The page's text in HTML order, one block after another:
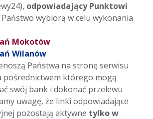
odpowiadający Punktowi
wybiorą w celu wykonania
Mokotów
Wilanów
Państwa na stronę serwisu
pośrednictwem którego mogą
swój bank i dokonać przelewu
uwagę, że linki odpowiadające
pozostają aktywne tylko w